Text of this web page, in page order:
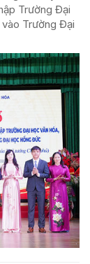
Trường Đại
Trường Đại